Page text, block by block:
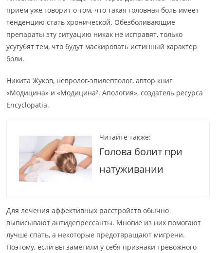
приём уже говорит о том, что такая головная боль имеет
тенденцию стать хронической. Обезболивающие
препараты эту ситуацию никак не исправят, только
усугубят тем, что будут маскировать истинный характер
боли.
Никита Жуков, невролог-эпилептолог, автор книг
«Модицина» и «Модицина². Апология», создатель ресурса
Encyclopatia.
Читайте также:
Голова болит при
натуживании
Для лечения аффективных расстройств обычно
выписывают антидепрессанты. Многие из них помогают
лучше спать, а некоторые предотвращают мигрени.
Поэтому, если вы заметили у себя признаки тревожного